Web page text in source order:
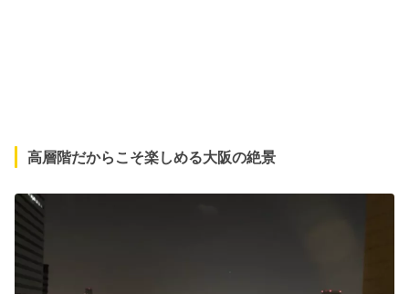
高層階だからこそ楽しめる大阪の絶景